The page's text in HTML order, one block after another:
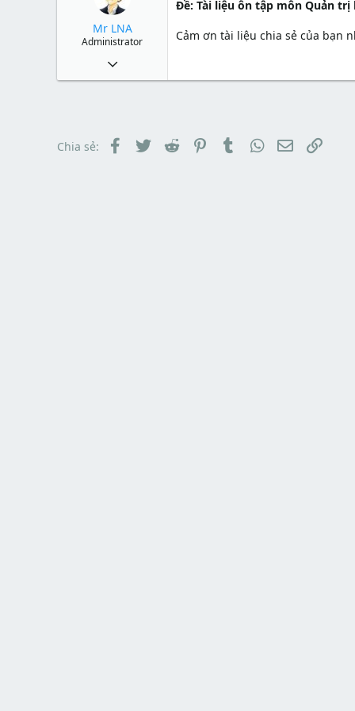
a
t
Mr LNA
Administrator
49,065
Ðề: Tài liệu ôn tập môn Quản trị
Cảm ơn tài liệu chia sẻ của bạn
Chia sẻ: Facebook
TwitterReddit PinterestTumblrWhatsApp
EmailLink